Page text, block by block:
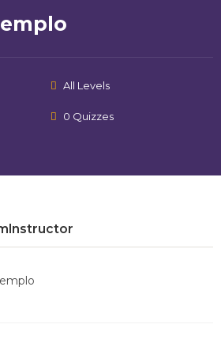
All Levels
0 Quizzes
Instructor